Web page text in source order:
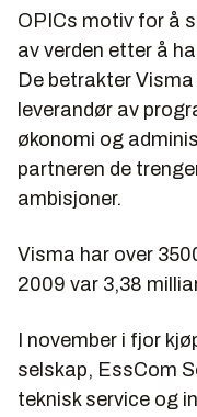
OPICs motiv for å
av verden etter å
De betrakter
leverandør av
økonomi og
partneren de
ambisjoner.
Visma har over
2009 var 3,38
I november i fjor
selskap, EssCom
teknisk service og